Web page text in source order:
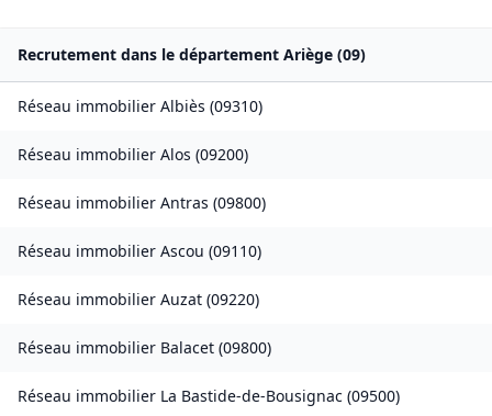
Recrutement dans le département Ariège (09)
Réseau immobilier Albiès (09310)
Réseau immobilier Alos (09200)
Réseau immobilier Antras (09800)
Réseau immobilier Ascou (09110)
Réseau immobilier Auzat (09220)
Réseau immobilier Balacet (09800)
Réseau immobilier La Bastide-de-Bousignac (09500)